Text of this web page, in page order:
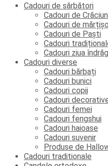
Cadouri de sărbători
Cadouri de Crăciun
Cadouri de
Cadouri de Paști
Cadouri
Cadouri ziua
Cadouri diverse
Cadouri bărbați
Cadouri bunici
Cadouri copii
Cadouri
Cadouri femei
Cadouri fengshui
Cadouri haioase
Cadouri suvenir
Produse de
Cadouri traditionale